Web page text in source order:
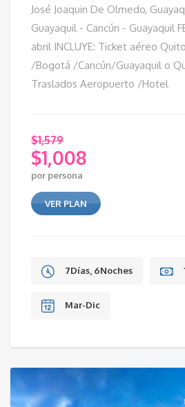
José Joaquin De Olmedo,
Guayaquil - Cancún - Guayaquil
abril INCLUYE: Ticket aéreo
/Bogotá /Cancún/Guayaquil o
Traslados Aeropuerto /Hotel
$1,579
Original
price
was:
$1,579.
$1,008
Current
price
is:
por persona
VER PLAN
7Días, 6Noches
Mar-Dic